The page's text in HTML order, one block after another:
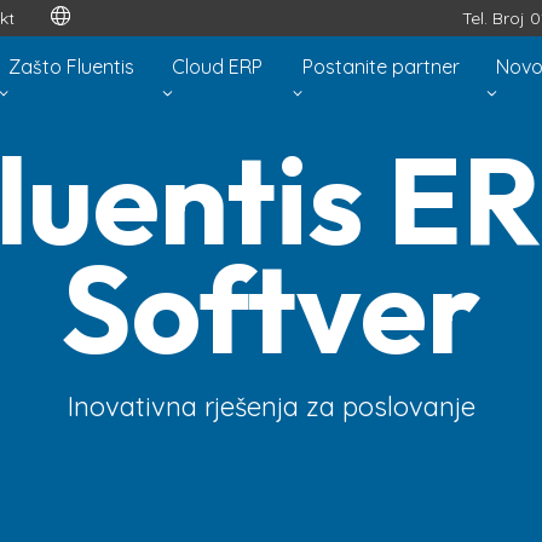
Tel. Broj
Zašto Fluentis Cloud ERP Postanite partner
Softver
poslovne procese s Cloud Native
Softver
Inovativna rješenja za poslovanje